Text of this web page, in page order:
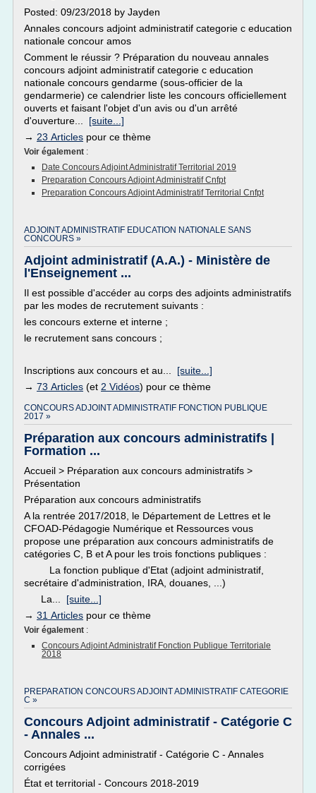
Posted: 09/23/2018 by Jayden
Annales concours adjoint administratif categorie c education
nationale concour amos
Comment le réussir ? Préparation du nouveau annales
concours adjoint administratif categorie c education
nationale concours gendarme (sous-officier de la
gendarmerie) ce calendrier liste les concours officiellement
ouverts et faisant l'objet d'un avis ou d'un arrêté
d'ouverture... [suite...]
→ 23 Articles pour ce thème
Voir également :
Date Concours Adjoint Administratif Territorial 2019
Preparation Concours Adjoint Administratif Cnfpt
Preparation Concours Adjoint Administratif Territorial Cnfpt
ADJOINT ADMINISTRATIF EDUCATION NATIONALE SANS
CONCOURS »
Adjoint administratif (A.A.) - Ministère de
l'Enseignement ...
Il est possible d'accéder au corps des adjoints administratifs
par les modes de recrutement suivants :
les concours externe et interne ;
le recrutement sans concours ;
Inscriptions aux concours et au... [suite...]
→ 73 Articles (et 2 Vidéos) pour ce thème
CONCOURS ADJOINT ADMINISTRATIF FONCTION PUBLIQUE
2017 »
Préparation aux concours administratifs |
Formation ...
Accueil > Préparation aux concours administratifs >
Présentation
Préparation aux concours administratifs
A la rentrée 2017/2018, le Département de Lettres et le
CFOAD-Pédagogie Numérique et Ressources vous
propose une préparation aux concours administratifs de
catégories C, B et A pour les trois fonctions publiques :
La fonction publique d'Etat (adjoint administratif,
secrétaire d'administration, IRA, douanes, ...)
La... [suite...]
→ 31 Articles pour ce thème
Voir également :
Concours Adjoint Administratif Fonction Publique Territoriale
2018
PREPARATION CONCOURS ADJOINT ADMINISTRATIF CATEGORIE
C »
Concours Adjoint administratif - Catégorie C
- Annales ...
Concours Adjoint administratif - Catégorie C - Annales
corrigées
État et territorial - Concours 2018-2019